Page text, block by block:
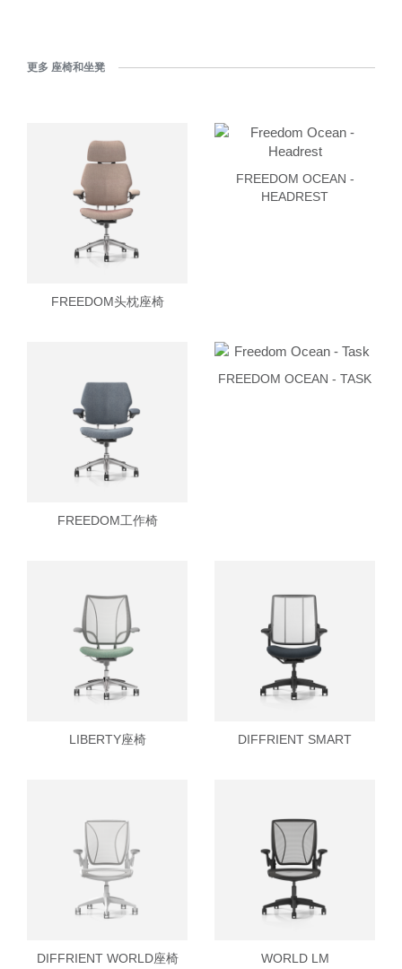
SIGN IN WITH SSO
忘记密码
Select
Region
创建账号
注册
进入
更多 座椅和坐凳
FREEDOM头枕座椅
FREEDOM OCEAN -
HEADREST
FREEDOM工作椅
FREEDOM OCEAN - TASK
LIBERTY座椅 DIFFRIENT SMART
DIFFRIENT WORLD座椅 WORLD LM